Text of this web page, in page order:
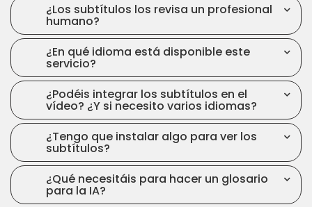
¿Los subtítulos los revisa un profesional
humano?
¿En qué idioma está disponible este
servicio?
¿Podéis integrar los subtítulos en el
vídeo? ¿Y si necesito varios idiomas?
¿Tengo que instalar algo para ver los
subtítulos?
¿Qué necesitáis para hacer un glosario
para la IA?